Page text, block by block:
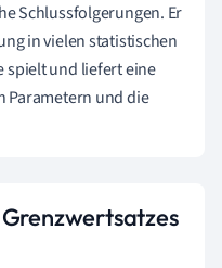
Schlussfolgerungen. Er
in vielen statistischen
spielt und liefert eine
Parametern und die